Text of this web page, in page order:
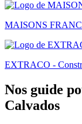
MAISONS
EXTRACO -
Nos guide
Calvados